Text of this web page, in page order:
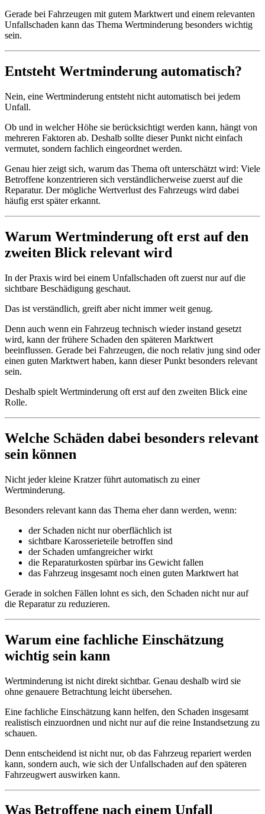
Gerade bei Fahrzeugen mit gutem Marktwert und einem relevanten
Unfallschaden kann das Thema Wertminderung besonders wichtig
sein.
Entsteht Wertminderung automatisch?
Nein, eine Wertminderung entsteht nicht automatisch bei jedem
Unfall.
Ob und in welcher Höhe sie berücksichtigt werden kann, hängt von
mehreren Faktoren ab. Deshalb sollte dieser Punkt nicht einfach
vermutet, sondern fachlich eingeordnet werden.
Genau hier zeigt sich, warum das Thema oft unterschätzt wird: Viele
Betroffene konzentrieren sich verständlicherweise zuerst auf die
Reparatur. Der mögliche Wertverlust des Fahrzeugs wird dabei
häufig erst später erkannt.
Warum Wertminderung oft erst auf den
zweiten Blick relevant wird
In der Praxis wird bei einem Unfallschaden oft zuerst nur auf die
sichtbare Beschädigung geschaut.
Das ist verständlich, greift aber nicht immer weit genug.
Denn auch wenn ein Fahrzeug technisch wieder instand gesetzt
wird, kann der frühere Schaden den späteren Marktwert
beeinflussen. Gerade bei Fahrzeugen, die noch relativ jung sind oder
einen guten Marktwert haben, kann dieser Punkt besonders relevant
sein.
Deshalb spielt Wertminderung oft erst auf den zweiten Blick eine
Rolle.
Welche Schäden dabei besonders relevant
sein können
Nicht jeder kleine Kratzer führt automatisch zu einer
Wertminderung.
Besonders relevant kann das Thema eher dann werden, wenn:
der Schaden nicht nur oberflächlich ist
sichtbare Karosserieteile betroffen sind
der Schaden umfangreicher wirkt
die Reparaturkosten spürbar ins Gewicht fallen
das Fahrzeug insgesamt noch einen guten Marktwert hat
Gerade in solchen Fällen lohnt es sich, den Schaden nicht nur auf
die Reparatur zu reduzieren.
Warum eine fachliche Einschätzung
wichtig sein kann
Wertminderung ist nicht direkt sichtbar. Genau deshalb wird sie
ohne genauere Betrachtung leicht übersehen.
Eine fachliche Einschätzung kann helfen, den Schaden insgesamt
realistisch einzuordnen und nicht nur auf die reine Instandsetzung zu
schauen.
Denn entscheidend ist nicht nur, ob das Fahrzeug repariert werden
kann, sondern auch, wie sich der Unfallschaden auf den späteren
Fahrzeugwert auswirken kann.
Was Betroffene nach einem Unfall